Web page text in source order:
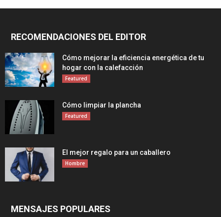
RECOMENDACIONES DEL EDITOR
Cómo mejorar la eficiencia energética de tu
hogar con la calefacción
Featured
Cómo limpiar la plancha
Featured
El mejor regalo para un caballero
Hombre
MENSAJES POPULARES